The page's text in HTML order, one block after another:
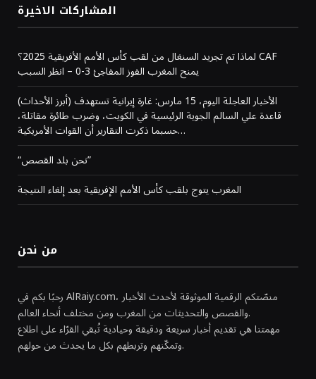
المشاركات الاخيرة
لماذا تم تجريد السنغال من لقب كأس الأمم الأفريقية 2025؟ CAF
يمنح المغرب الفوز المفاجئ 3-0 – انظر السبب
(أبرز الأحداث) الأخبار العاجلة اليوم، 15 مارس: غارة إيرانية تستهدف
قاعدة علي السالم الجوية الرئيسية في الكويت، وضرب طائرة مقاتلة،
حسبما ذكرت التقارير أن القوات الأمريكية…
“نحن بلد القصص”
المغرب يتوج بلقب كأس الأمم الإفريقية بعد إلغاء النتيجة
من نحن
رحبًا بكم في AlRaiy.com، منصّتكم الرقمية الموثوقة لأحدث الأخبار
والقصص والتحديثات من المغرب ومن مختلف أنحاء العالم.
مهمتنا هي تقديم أخبار سريعة ودقيقة وحيادية تُبقي القرّاء على اطلاع
وتمكّنهم وتربطهم بكل ما يحدث من حولهم.